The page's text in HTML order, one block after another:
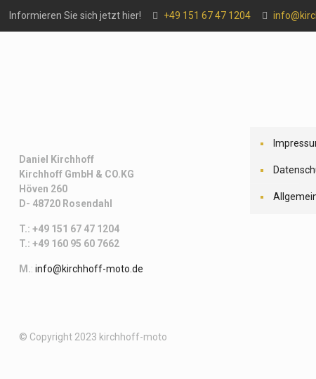
Informieren Sie sich jetzt hier! +49 151 67 47 1204
Daniel Kirchhoff
Kirchhoff GmbH & CO.KG
Höven 260
D- 48720 Rosendahl
T.: +49 151 67 47 1204
T.: +49 160 95 60 7662
M.: info@kirchhoff-moto.de
© Copyright 2023 kirchhoff-moto